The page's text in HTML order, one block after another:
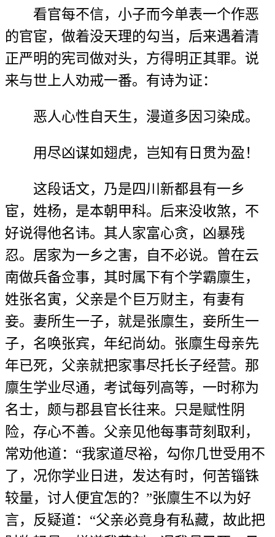
看官每不信，小子而今单表一个作恶
的官宦，做着没天理的勾当，后来遇着清
正严明的宪司做对头，方得明正其罪。说
来与世上人劝戒一番。有诗为证：
恶人心性自天生，漫道多因习染成。
用尽凶谋如翅虎，岂知有日贯为盈！
这段话文，乃是四川新都县有一乡
宦，姓杨，是本朝甲科。后来没收煞，不
好说得他名讳。其人家富心贪，凶暴残
忍。居家为一乡之害，自不必说。曾在云
南做兵备佥事，其时属下有个学霸廪生，
姓张名寅，父亲是个巨万财主，有妻有
妾。妻所生一子，就是张廪生，妾所生一
子，名唤张宾，年纪尚幼。张廪生母亲先
年已死，父亲就把家事尽托长子经营。那
廪生学业尽通，考试每列高等，一时称为
名士，颇与郡县官长往来。只是赋性阴
险，存心不善。父亲见他每事苛刻取利，
常劝他道：“我家道尽裕，勾你几世受用不
了，况你学业日进，发达有时，何苦锱铢
较量，讨人便宜怎的？”张廪生不以为好
言，反疑道：“父亲必竟身有私藏，故此把